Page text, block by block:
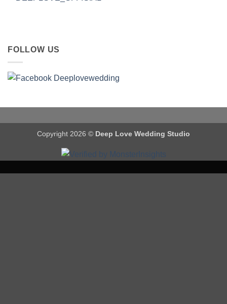
FOLLOW US
Copyright 2026 © Deep Love Wedding Studio